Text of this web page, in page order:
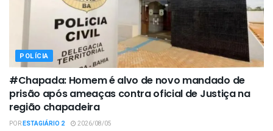
POLÍCIA
#Chapada: Homem é alvo de novo mandado de
prisão após ameaças contra oficial de Justiça na
região chapadeira
PORESTAGIÁRIO 2 2026/08/05